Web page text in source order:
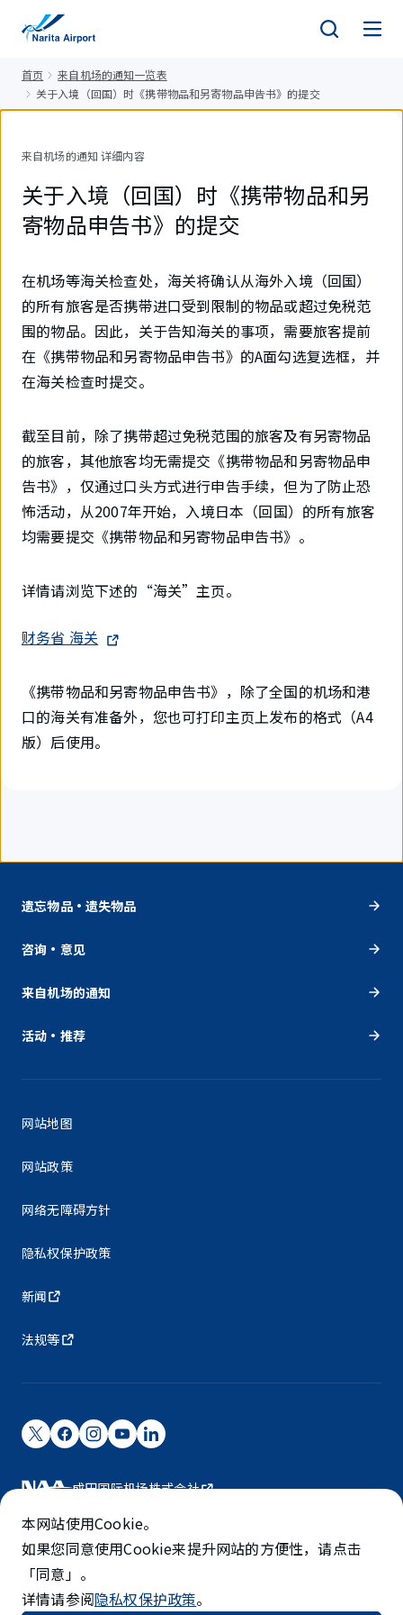
首页
来自机场的通知一览表
关于入境（回国）时《携带物品和另寄物品申告书》的提交
来自机场的通知 详细内容
关于入境（回国）时《携带物品和另
寄物品申告书》的提交
在机场等海关检查处，海关将确认从海外入境（回国）
的所有旅客是否携带进口受到限制的物品或超过免税范
围的物品。因此，关于告知海关的事项，需要旅客提前
在《携带物品和另寄物品申告书》的A面勾选复选框，并
在海关检查时提交。
截至目前，除了携带超过免税范围的旅客及有另寄物品
的旅客，其他旅客均无需提交《携带物品和另寄物品申
告书》，仅通过口头方式进行申告手续，但为了防止恐
怖活动，从2007年开始，入境日本（回国）的所有旅客
均需要提交《携带物品和另寄物品申告书》。
详情请浏览下述的“海关”主页。
财务省 海关
《携带物品和另寄物品申告书》，除了全国的机场和港
口的海关有准备外，您也可打印主页上发布的格式（A4
版）后使用。
遗忘物品・遗失物品
咨询・意见
来自机场的通知
活动・推荐
网站地图
网站政策
网络无障碍方针
隐私权保护政策
新闻
法规等
成田国际机场株式会社
成田国际机场由NAA运营。
©NARITA INTERNATIONAL AIRPORT CORPORATION
SKYTRAX
5-STAR AIRPORT
本网站使用Cookie。
如果您同意使用Cookie来提升网站的方便性，请点击
「同意」。
详情请参阅隐私权保护政策。